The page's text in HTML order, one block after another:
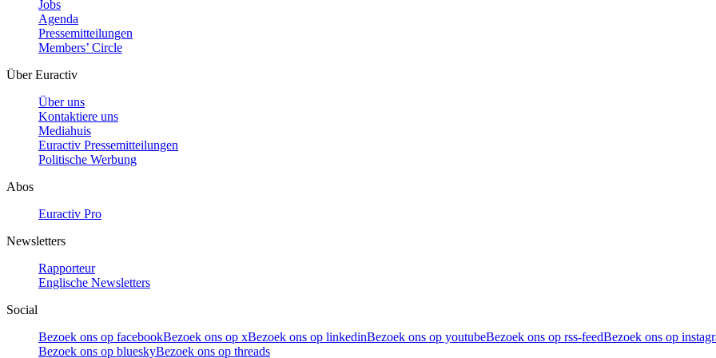
Jobs
Agenda
Pressemitteilungen
Members’ Circle
Über Euractiv
Über uns
Kontaktiere uns
Mediahuis
Euractiv Pressemitteilungen
Politische Werbung
Abos
Euractiv Pro
Newsletters
Rapporteur
Englische Newsletters
Social
Bezoek ons op facebookBezoek ons op xBezoek ons op linkedinBezoek ons op youtubeBezoek ons op rss-feedBezoek ons op
Bezoek ons op blueskyBezoek ons op threads